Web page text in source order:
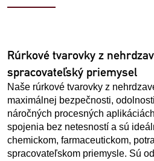
Rúrkové tvarovky z
spracovateľský priemysel
Naše rúrkové tvarovky z
maximálnej bezpečnosti,
náročných procesných
spojenia bez netesností a sú
chemickom, farmaceutickom,
spracovateľskom priemysle. Sú